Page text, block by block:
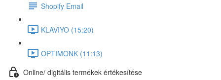
Shopify Email
KLAVIYO (15:20)
OPTIMONK (11:13)
Online/ digitális termékek értékesítése